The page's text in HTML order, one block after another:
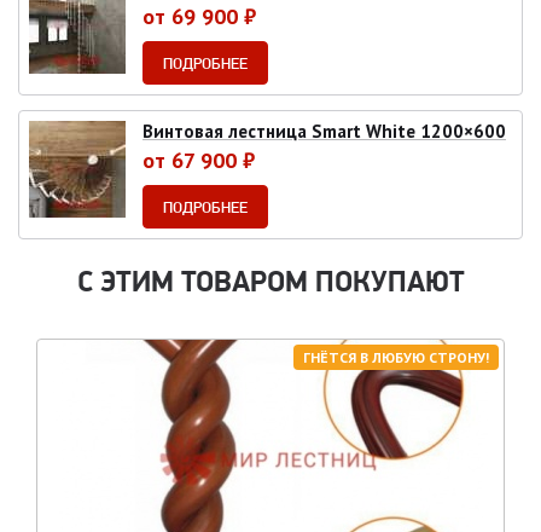
от 69 900 ₽
ПОДРОБНЕЕ
Винтовая лестница Smart White 1200×600
от 67 900 ₽
ПОДРОБНЕЕ
С ЭТИМ ТОВАРОМ ПОКУПАЮТ
ГНЁТСЯ В ЛЮБУЮ СТРОНУ!